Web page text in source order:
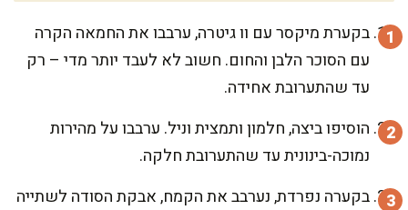
בקערת מיקסר עם וו גיטרה, ערבבו את החמאה הקרה
עם הסוכר הלבן והחום. חשוב לא לעבד יותר מדי – רק
עד שהתערובת אחידה.
הוסיפו ביצה, חלמון ותמצית וניל. ערבבו על מהירות
נמוכה-בינונית עד שהתערובת חלקה.
בקערה נפרדת, נערבב את הקמח, אבקת הסודה לשתייה